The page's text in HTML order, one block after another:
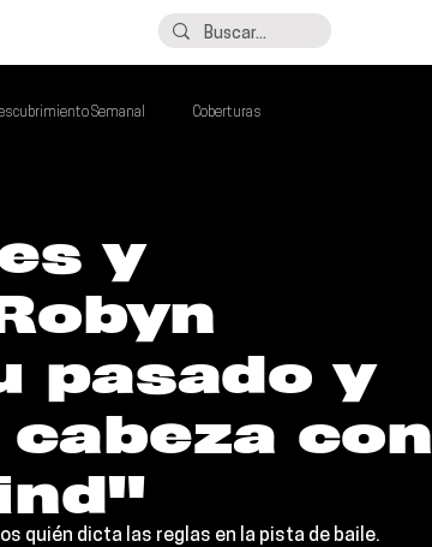
Semanal Coberturas
Álbumes de la Semana
y
pasado y
con
quién dicta las reglas en la pista de baile.